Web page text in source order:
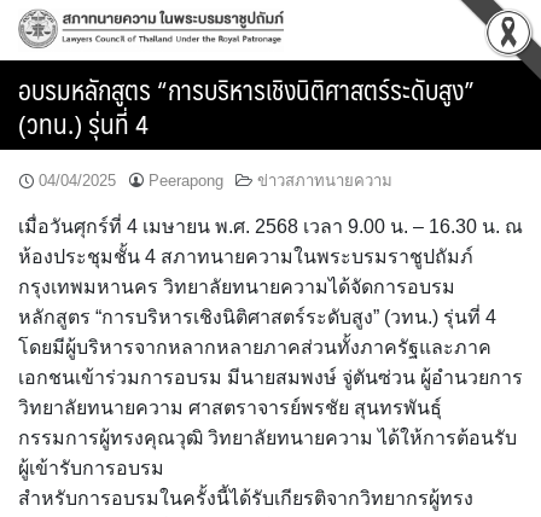
Skip
อบรมหลักสูตร “การบริหารเชิงนิติศาสตร์ระดับสูง”
(วทน.) รุ่นที่ 4
04/04/2025 Peerapong ข่าวสภาทนายความ
เมื่อวันศุกร์ที่ 4 เมษายน พ.ศ. 2568 เวลา 9.00 น. – 16.30 น. ณ
ห้องประชุมชั้น 4 สภาทนายความในพระบรมราชูปถัมภ์
กรุงเทพมหานคร วิทยาลัยทนายความได้จัดการอบรม
หลักสูตร “การบริหารเชิงนิติศาสตร์ระดับสูง” (วทน.) รุ่นที่ 4
โดยมีผู้บริหารจากหลากหลายภาคส่วนทั้งภาครัฐและภาค
เอกชนเข้าร่วมการอบรม มีนายสมพงษ์ จู่ตันซ่วน ผู้อำนวยการ
วิทยาลัยทนายความ ศาสตราจารย์พรชัย สุนทรพันธุ์
กรรมการผู้ทรงคุณวุฒิ วิทยาลัยทนายความ ได้ให้การต้อนรับ
ผู้เข้ารับการอบรม
สำหรับการอบรมในครั้งนี้ได้รับเกียรติจากวิทยากรผู้ทรง